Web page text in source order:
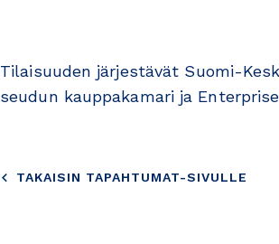
Tilaisuuden järjestävät Suomi-
seudun kauppakamari ja
TAKAISIN TAPAHTUMAT-SIVULLE